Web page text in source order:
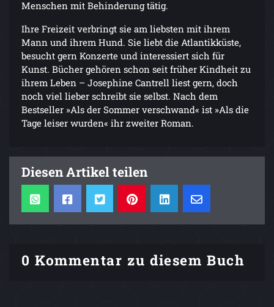
Menschen mit Behinderung tätig.
Ihre Freizeit verbringt sie am liebsten mit ihrem
Mann und ihrem Hund. Sie liebt die Atlantikküste,
besucht gern Konzerte und interessiert sich für
Kunst. Bücher gehören schon seit früher Kindheit zu
ihrem Leben – Josephine Cantrell liest gern, doch
noch viel lieber schreibt sie selbst. Nach dem
Bestseller »Als der Sommer verschwand« ist »Als die
Tage leiser wurden« ihr zweiter Roman.
Diesen Artikel teilen
0 Kommentar zu diesem Buch